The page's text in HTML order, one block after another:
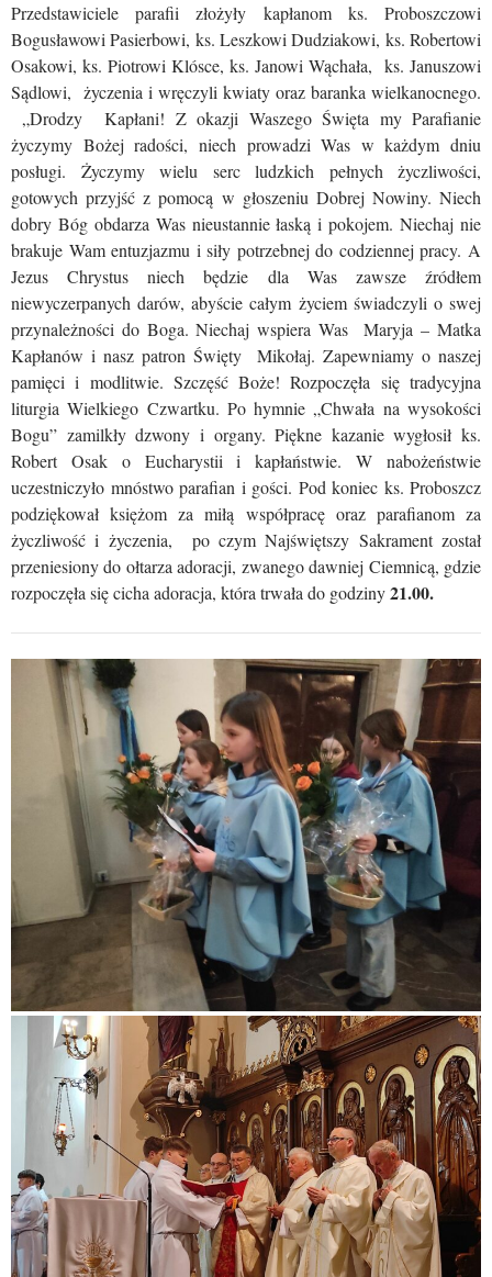
Przedstawiciele parafii złożyły kapłanom ks. Proboszczowi
Bogusławowi Pasierbowi, ks. Leszkowi Dudziakowi, ks. Robertowi
Osakowi, ks. Piotrowi Klósce, ks. Janowi Wąchała, ks. Januszowi
Sądlowi, życzenia i wręczyli kwiaty oraz baranka wielkanocnego.
„Drodzy Kapłani! Z okazji Waszego Święta my Parafianie
życzymy Bożej radości, niech prowadzi Was w każdym dniu
posługi. Życzymy wielu serc ludzkich pełnych życzliwości,
gotowych przyjść z pomocą w głoszeniu Dobrej Nowiny. Niech
dobry Bóg obdarza Was nieustannie łaską i pokojem. Niechaj nie
brakuje Wam entuzjazmu i siły potrzebnej do codziennej pracy. A
Jezus Chrystus niech będzie dla Was zawsze źródłem
niewyczerpanych darów, abyście całym życiem świadczyli o swej
przynależności do Boga. Niechaj wspiera Was Maryja – Matka
Kapłanów i nasz patron Święty Mikołaj. Zapewniamy o naszej
pamięci i modlitwie. Szczęść Boże! Rozpoczęła się tradycyjna
liturgia Wielkiego Czwartku. Po hymnie „Chwała na wysokości
Bogu” zamilkły dzwony i organy. Piękne kazanie wygłosił ks.
Robert Osak o Eucharystii i kapłaństwie. W nabożeństwie
uczestniczyło mnóstwo parafian i gości. Pod koniec ks. Proboszcz
podziękował księżom za miłą współpracę oraz parafianom za
życzliwość i życzenia, po czym Najświętszy Sakrament został
przeniesiony do ołtarza adoracji, zwanego dawniej Ciemnicą, gdzie
rozpoczęła się cicha adoracja, która trwała do godziny21.00.